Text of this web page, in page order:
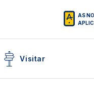
AS
Visitar
Icon